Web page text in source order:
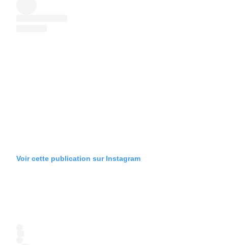
Voir cette publication sur Instagram